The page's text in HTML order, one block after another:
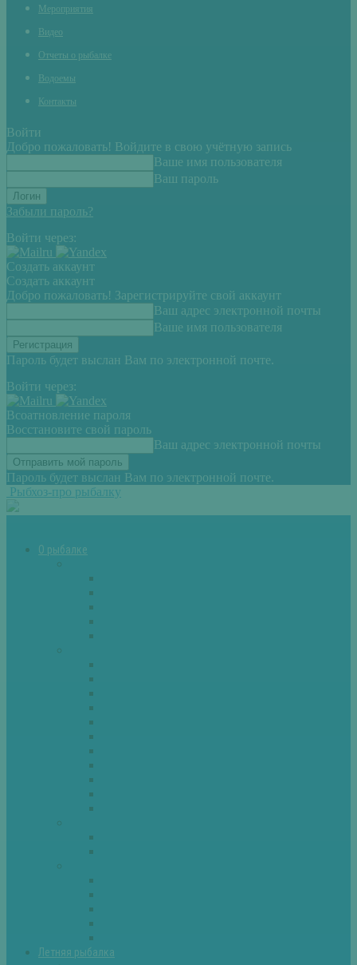
Мероприятия
Видео
Отчеты о рыбалке
Водоемы
Контакты
Войти
Добро пожаловать! Войдите в свою учётную запись
Ваше имя пользователя
Ваш пароль
Забыли пароль?
Войти через:
Создать аккаунт
Создать аккаунт
Добро пожаловать! Зарегистрируйте свой аккаунт
Ваш адрес электронной почты
Ваше имя пользователя
Пароль будет выслан Вам по электронной почте.
Войти через:
Всоатновление пароля
Восстановите свой пароль
Ваш адрес электронной почты
Пароль будет выслан Вам по электронной почте.
Рыбхоз-про рыбалку
О рыбалке
Летняя рыбалка